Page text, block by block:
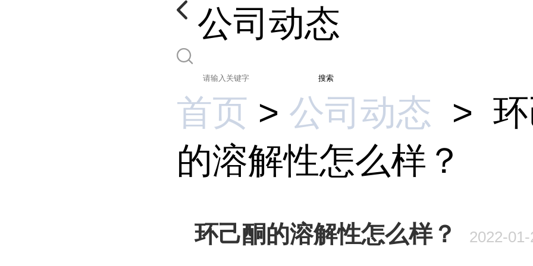
公司动态
搜索
首页 > 公司动态 >
的溶解性怎么样？
环己酮的溶解性怎么样？ 2022-01-